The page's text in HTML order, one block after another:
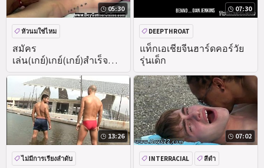
05:30
สมัคร
เล่น(เกย์)เกย์(เกย์)สำเร็จ
ความใคร่(เกย์)คน(เกย์)
หัวนมใช่ไหม
07:30
แท็กเอเชียจีนฮาร์ดคอร์วัย
รุ่นเด็ก
DEEPTHROAT
13:26
ไม่มีการเรียงลำดับ
07:02
INTERRACIAL
สีดำ